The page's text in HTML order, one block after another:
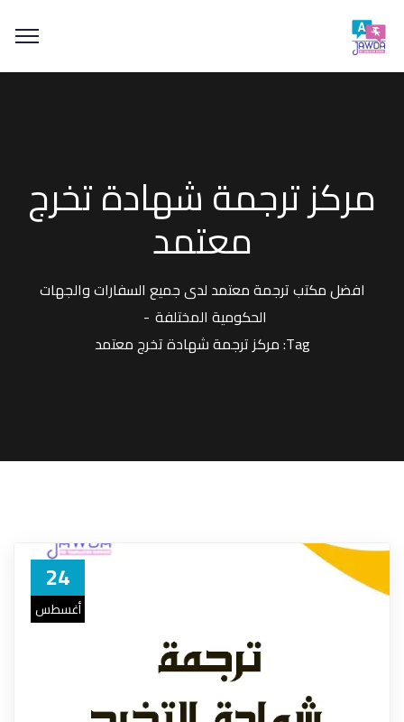
مركز ترجمة شهادة تخرج
معتمد
افضل مكتب ترجمة معتمد لدى جميع السفارات والجهات
الحكومية المختلفة
Tag: مركز ترجمة شهادة تخرج معتمد
24
أغسطس